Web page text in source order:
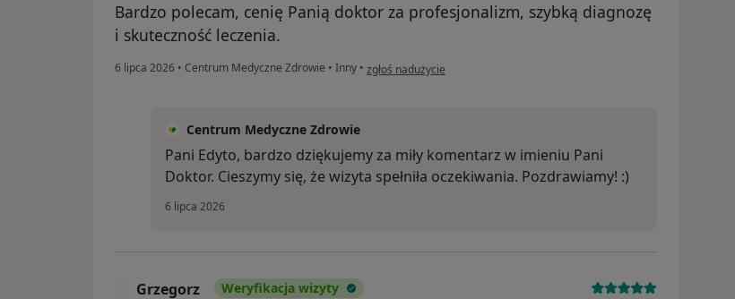
Bardzo polecam, cenię Panią doktor za profesjonalizm, szybką diagnozę
i skuteczność leczenia.
6 lipca 2026 • Centrum Medyczne Zdrowie • Inny • w opinii użytkownika EDYTA
zgłoś nadużycie
Centrum Medyczne Zdrowie
Pani Edyto, bardzo dziękujemy za miły komentarz w imieniu Pani
Doktor. Cieszymy się, że wizyta spełniła oczekiwania. Pozdrawiamy! :)
6 lipca 2026
Grzegorz Weryfikacja wizyty